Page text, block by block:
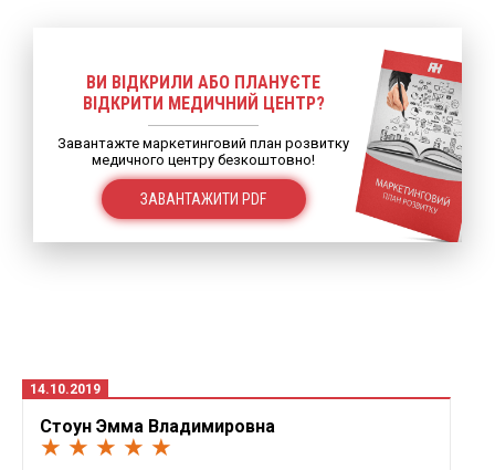
ВИ ВІДКРИЛИ АБО ПЛАНУЄТЕ
ВІДКРИТИ МЕДИЧНИЙ ЦЕНТР?
Завантажте маркетинговий план розвитку
медичного центру безкоштовно!
ЗАВАНТАЖИТИ PDF
14.10.2019
Стоун Эмма Владимировна
★ ★ ★ ★ ★